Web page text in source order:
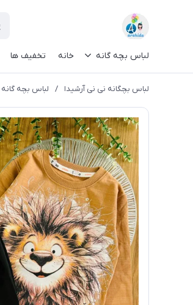
لباس بچه گانه خانه تخفیف ها
لباس بچگانه نی نی آرشیدا / لباس بچه گانه